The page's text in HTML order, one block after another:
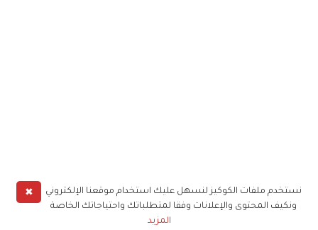
✖
نستخدم ملفات الكوكيز لنسهل عليك استخدام موقعنا الإلكتروني
ونكيف المحتوى والإعلانات وفقا لمتطلباتك واحتياجاتك الخاصة
المزيد